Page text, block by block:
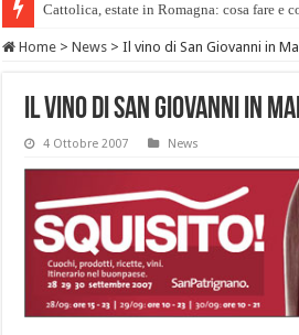
Cattolica, estate in Romagna: cosa fare e
Home > News > Il vino di San Giovanni in
Il vino di San Giovanni in
4 Ottobre 2007 News